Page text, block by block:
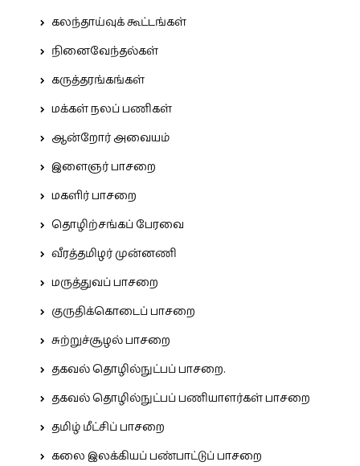
கலந்தாய்வுக் கூட்டங்கள்
நினைவேந்தல்கள்
கருத்தரங்கங்கள்
மக்கள் நலப் பணிகள்
ஆன்றோர் அவையம்
இளைஞர் பாசறை
மகளிர் பாசறை
தொழிற்சங்கப் பேரவை
வீரத்தமிழர் முன்னணி
மருத்துவப் பாசறை
குருதிக்கொடைப் பாசறை
சுற்றுச்சூழல் பாசறை
தகவல் தொழில்நுட்பப் பாசறை.
தகவல் தொழில்நுட்பப் பணியாளர்கள் பாசறை
தமிழ் மீட்சிப் பாசறை
கலை இலக்கியப் பண்பாட்டுப் பாசறை